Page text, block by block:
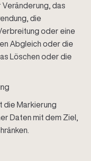
das
die
oder eine
Abgleich oder die
Löschen oder die
die Markierung
Daten mit dem Ziel,